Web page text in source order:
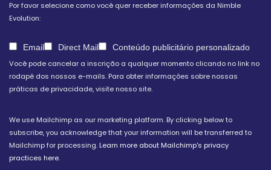
Por favor selecione como você quer receber informações da Nimble
Evolution:
Email Direct Mail
Conteúdo publicitário personalizado
Você pode cancelar a inscrição a qualquer momento clicando no link no
rodapé dos nossos e-mails. Para obter informações sobre nossas
práticas de privacidade, visite nosso site.
We use Mailchimp as our marketing platform. By clicking below to
subscribe, you acknowledge that your information will be transferred to
Mailchimp for processing.Learn more about Mailchimp's privacy
practices here.